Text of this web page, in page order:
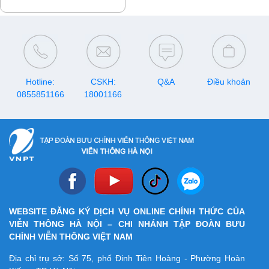
được nhiều ưu đãi nhất.
Hotline:
0855851166
CSKH:
18001166
Q&A Điều khoản
WEBSITE ĐĂNG KÝ DỊCH VỤ ONLINE CHÍNH THỨC CỦA
VIỄN THÔNG HÀ NỘI – CHI NHÁNH TẬP ĐOÀN BƯU
CHÍNH VIỄN THÔNG VIỆT NAM
Địa chỉ trụ sở: Số 75, phố Đinh Tiên Hoàng - Phường Hoàn